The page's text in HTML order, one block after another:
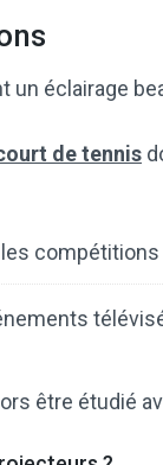
un éclairage
de tennis
compétitions
être étudié